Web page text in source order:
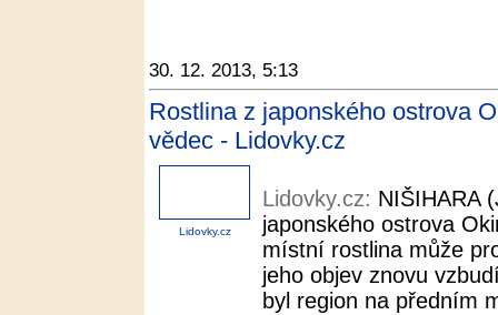
30. 12. 2013, 5:13
Rostlina z japonského ostrova
vědec - Lidovky.cz
Lidovky.cz
Lidovky.cz: NIŠIHARA
japonského ostrova
místní rostlina může
jeho objev znovu
byl region na předním